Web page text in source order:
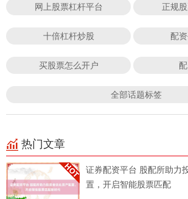
网上股票杠杆平台 正规
十倍杠杆炒股 配
买股票怎么开户
全部话题标签
热门文章
证券配资平台 股配所助力
置，开启智能股票匹配